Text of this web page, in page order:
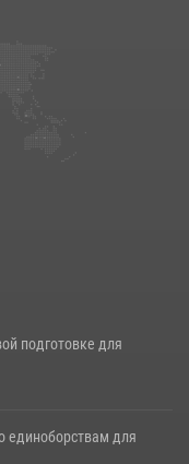
Героя России
полномочного
в Северо-
подготовке для
единоборствам для